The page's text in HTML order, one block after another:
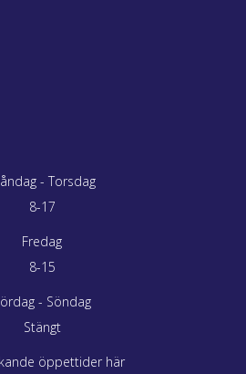
- Torsdag
8-17
Fredag
8-15
- Söndag
Stängt
öppettider här